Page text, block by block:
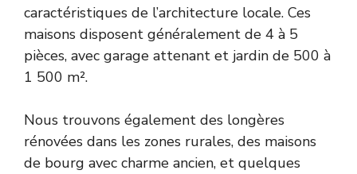
caractéristiques de l’architecture locale. Ces
maisons disposent généralement de 4 à 5
pièces, avec garage attenant et jardin de 500 à
1 500 m².
Nous trouvons également des longères
rénovées dans les zones rurales, des maisons
de bourg avec charme ancien, et quelques